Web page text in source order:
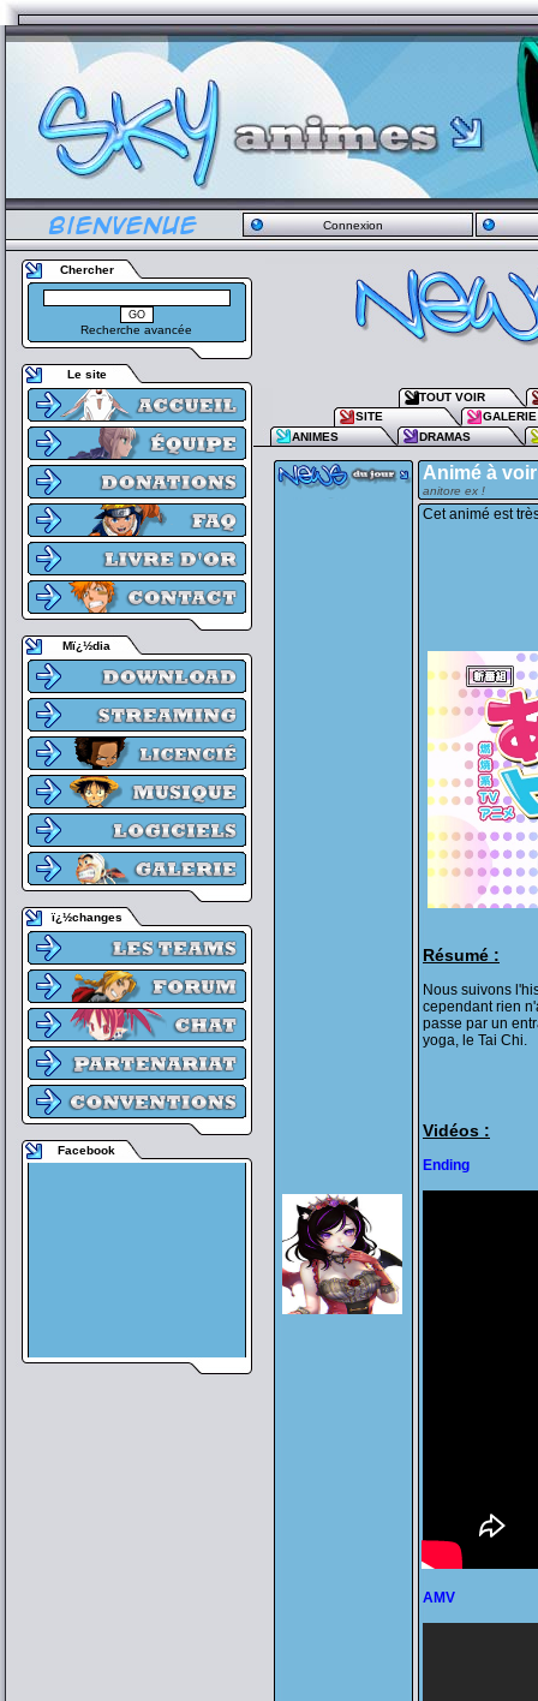
Connexion
Chercher
Recherche avancée
Le site
Mï¿½dia
ï¿½changes
Facebook
TOUT VOIR
SITE
GALERIE
ANIMES
DRAMAS
Animé à
anitore ex !
Cet animé est
Résumé :
Nous suivons
cependant rien
passe par un
yoga, le Tai Chi.
Vidéos :
Ending
AMV